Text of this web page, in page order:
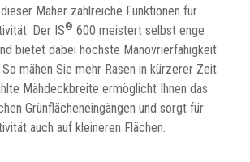
Mäher zahlreiche Funktionen für
Der IS® 600 meistert selbst enge
bietet dabei höchste Manövrierfähigkeit
mähen Sie mehr Rasen in kürzerer Zeit.
Mähdeckbreite ermöglicht Ihnen das
Grünflächeneingängen und sorgt für
auch auf kleineren Flächen.